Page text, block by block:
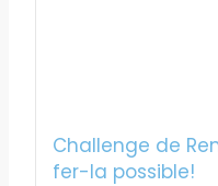
Challenge de
fer-la possible!